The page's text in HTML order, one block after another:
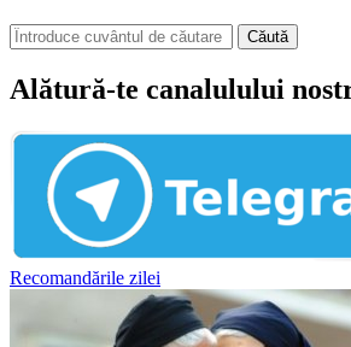
Căută
Alătură-te canalulului
Recomandările zilei